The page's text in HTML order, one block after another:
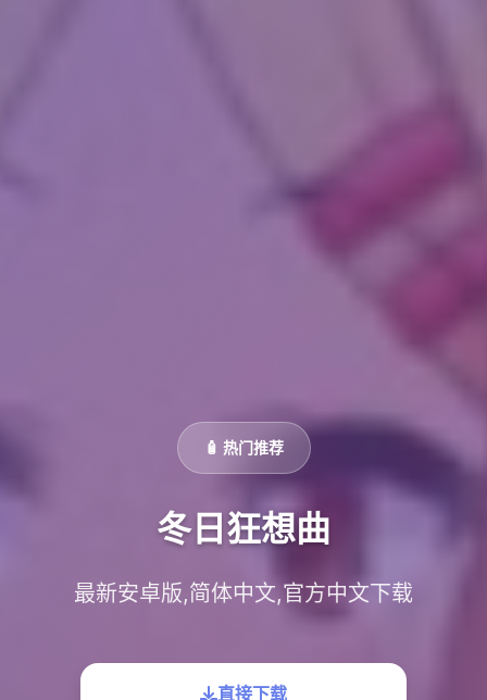
🧴 热门推荐
冬日狂想曲
最新安卓版,简体中文,官方中文下载
直接下载